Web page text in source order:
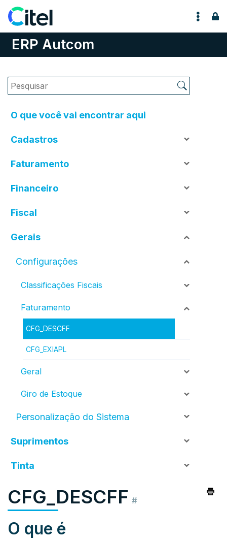
Pular para o conteúdo
ERP Autcom
O que você vai encontrar aqui
Cadastros
Faturamento
Financeiro
Fiscal
Gerais
Configurações
Classificações Fiscais
Faturamento
CFG_DESCFF
CFG_EXIAPL
Geral
Giro de Estoque
Personalização do Sistema
Suprimentos
Tinta
CFG_DESCFF #
O que é